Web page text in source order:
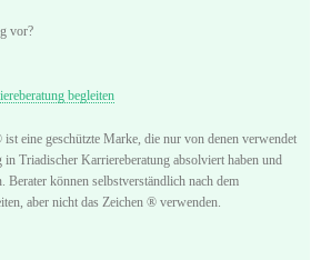
vor?
begleiten
eine geschützte Marke, die nur von denen verwendet
Triadischer Karriereberatung absolviert haben und
Berater können selbstverständlich nach dem
aber nicht das Zeichen ® verwenden.